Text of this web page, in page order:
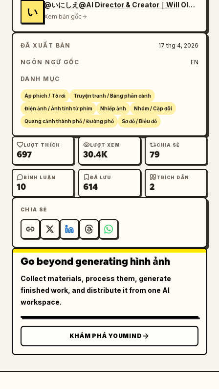
    },
      "full_body_turnaround": { "count": 4,
cardigan dài màu be, áo trong màu nâu, quần
ống rộng màu nâu" },
      "facial_expressions": { "count": 3 },
"cận cảnh bàn tay, cổ áo và mái tóc" },
      "footwear": { "count": 3,
"description": "các góc độ của giày slip-on
màu nâu" },
      "silhouette": { "count": 2 },
    },
    "middle_right_section": {
      "type": "Tham khảo Nhân vật Nam",
      "label": "瀬川 凛",
      "full_body_turnaround": { "count": 4,
"poses": ["Chính diện", "Nghiêng (Trái)",
"Sau lưng", "Góc 3/4"], "outfit": "áo khoác
      "facial_expressions": { "count": 3 },
"cận cảnh bàn tay, cổ áo và mái tóc" },
      "footwear": { "count": 3,
い
@いにしえ@AI Director & Creator｜Will Oldgram
Xem bản gốc
ĐÃ XUẤT BẢN 17 thg 4, 2026
NGÔN NGỮ GỐC EN
DANH MỤC
Áp phích / Tờ rơi Truyện tranh / Bảng phân cảnh
Điện ảnh / Ảnh tĩnh từ phim Nhiếp ảnh Nhóm / Cặp đôi
Quang cảnh thành phố / Đường phố Sơ đồ / Biểu đồ
LƯỢT THÍCH
697
LƯỢT XEM
30.4K
CHIA SẺ
79
BÌNH LUẬN
10
ĐÃ LƯU
614
TRÍCH DẪN
2
CHIA SẺ
Go beyond generating hình ảnh
Collect materials, process them, generate
finished work, and distribute it from one AI
workspace.
KHÁM PHÁ YOUMIND